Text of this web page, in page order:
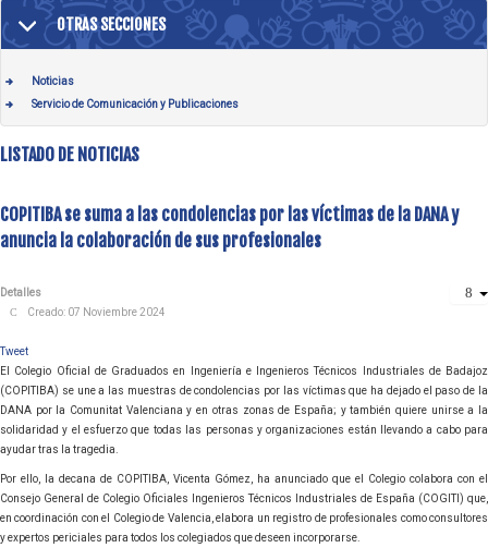
OTRAS SECCIONES
Noticias
Servicio de Comunicación y Publicaciones
LISTADO DE NOTICIAS
COPITIBA se suma a las condolencias por las víctimas de la DANA y
anuncia la colaboración de sus profesionales
Detalles
Creado: 07 Noviembre 2024
Tweet
El Colegio Oficial de Graduados en Ingeniería e Ingenieros Técnicos Industriales de Badajoz
(COPITIBA) se une a las muestras de condolencias por las víctimas que ha dejado el paso de la
DANA por la Comunitat Valenciana y en otras zonas de España; y también quiere unirse a la
solidaridad y el esfuerzo que todas las personas y organizaciones están llevando a cabo para
ayudar tras la tragedia.
Por ello, la decana de COPITIBA, Vicenta Gómez, ha anunciado que el Colegio colabora con el
Consejo General de Colegio Oficiales Ingenieros Técnicos Industriales de España (COGITI) que,
en coordinación con el Colegio de Valencia, elabora un registro de profesionales como consultores
y expertos periciales para todos los colegiados que deseen incorporarse.